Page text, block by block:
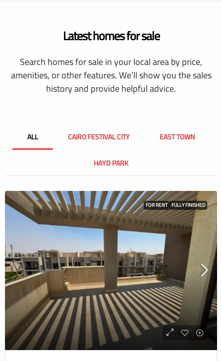
Latest homes for sale
Search homes for sale in your local area by price,
amenities, or other features. We’ll show you the sales
history and provide helpful advice.
ALL CAIRO FESTIVAL CITY EAST TOWN
HAYD PARK
FOR RENT FULLY FINISHED